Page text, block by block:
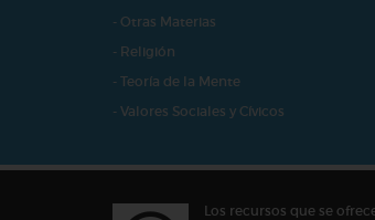
- Otras Materias
- Religión
- Teoría de la Mente
- Valores Sociales y Cívicos
Los recursos que se